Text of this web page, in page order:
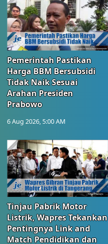
Pemerintah Pastikan
Harga BBM Bersubsidi
Tidak Naik Sesuai
Arahan Presiden
Prabowo
6 Aug 2026, 5:00 AM
Tinjau Pabrik Motor
Listrik, Wapres Tekankan
Pentingnya Link and
Match Pendidikan dan